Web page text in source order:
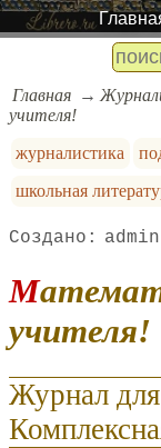
Главная
учителя!
журналистика
школьная
admin
Математика. Все для
учителя!
Журнал для